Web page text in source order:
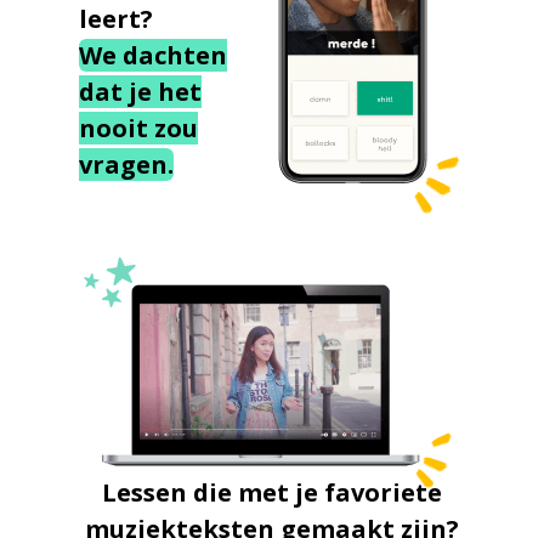
leert?
We dachten
dat je het
nooit zou
vragen.
Lessen die met je favoriete
muziekteksten gemaakt zijn?